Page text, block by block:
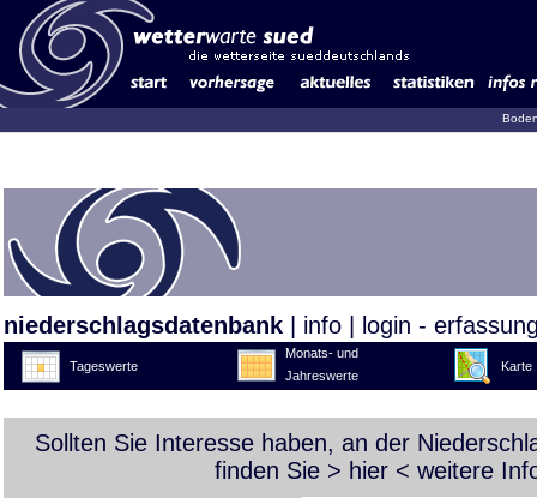
niederschlagsdatenbank info login -
Tageswerte
Monats- und
Jahreswerte
Karte
Sollten Sie Interesse haben, an der
finden Sie > hier < weitere